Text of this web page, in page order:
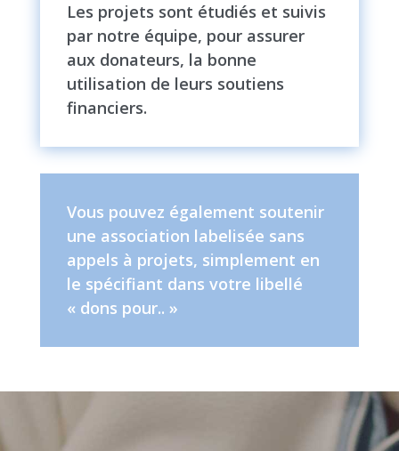
Les projets sont étudiés et suivis
par notre équipe, pour assurer
aux donateurs, la bonne
utilisation de leurs soutiens
financiers.
Vous pouvez également soutenir
une association labelisée sans
appels à projets, simplement en
le spécifiant dans votre libellé
« dons pour.. »